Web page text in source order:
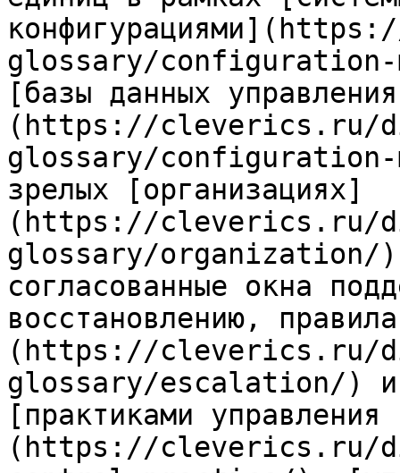
glossary/configuration-
[базы данных
(https://cleverics.ru/
glossary/configuration-
зрелых [организациях]
(https://cleverics.ru/
glossary/organization/)
согласованные окна
восстановлению,
(https://cleverics.ru/
glossary/escalation/) и
[практиками управления
(https://cleverics.ru/